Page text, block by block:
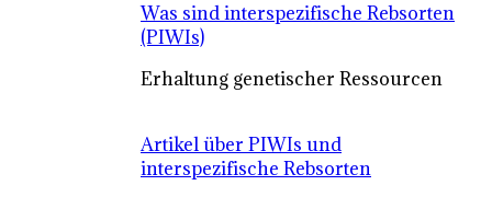
Was sind interspezifische Rebsorten
(PIWIs)
Erhaltung genetischer Ressourcen
Artikel über PIWIs und
interspezifische Rebsorten